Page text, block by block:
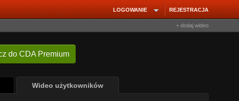
REJESTRACJA
LOGOWANIE
+ dodaj wideo
do CDA Premium
Wideo użytkowników